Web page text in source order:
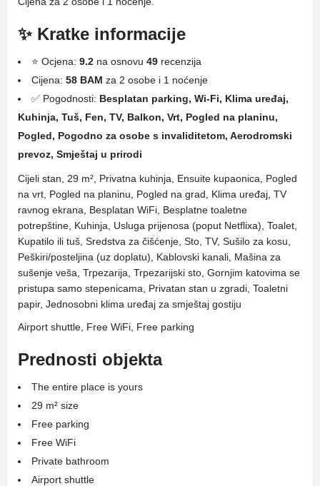
✨ Kratke informacije
⭐ Ocjena: 9.2 na osnovu 49 recenzija
Cijena: 58 BAM za 2 osobe i 1 noćenje
✅ Pogodnosti: Besplatan parking, Wi-Fi, Klima uređaj,
Kuhinja, Tuš, Fen, TV, Balkon, Vrt, Pogled na planinu,
Pogled, Pogodno za osobe s invaliditetom, Aerodromski
prevoz, Smještaj u prirodi
Cijeli stan, 29 m², Privatna kuhinja, Ensuite kupaonica, Pogled
na vrt, Pogled na planinu, Pogled na grad, Klima uređaj, TV
ravnog ekrana, Besplatan WiFi, Besplatne toaletne
potrepštine, Kuhinja, Usluga prijenosa (poput Netflixa), Toalet,
Kupatilo ili tuš, Sredstva za čišćenje, Sto, TV, Sušilo za kosu,
Peškiri/posteljina (uz doplatu), Kablovski kanali, Mašina za
sušenje veša, Trpezarija, Trpezarijski sto, Gornjim katovima se
pristupa samo stepenicama, Privatan stan u zgradi, Toaletni
papir, Jednosobni klima uređaj za smještaj gostiju
Airport shuttle, Free WiFi, Free parking
Prednosti objekta
The entire place is yours
29 m² size
Free parking
Free WiFi
Private bathroom
Airport shuttle